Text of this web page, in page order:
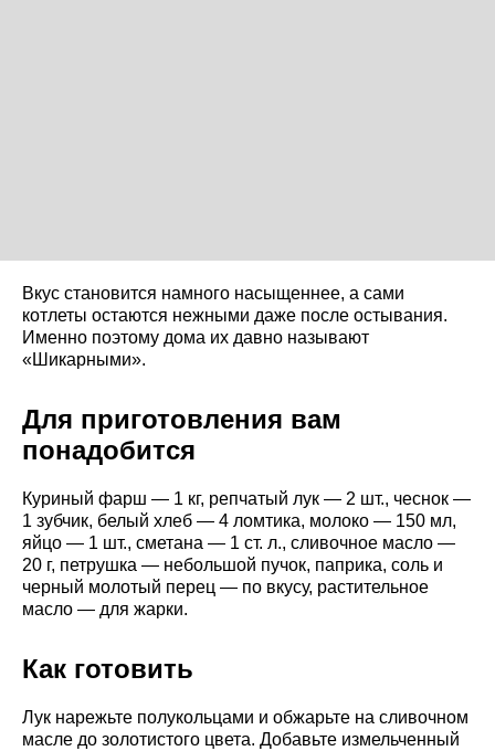
Вкус становится намного насыщеннее, а сами
котлеты остаются нежными даже после остывания.
Именно поэтому дома их давно называют
«Шикарными».
Для приготовления вам
понадобится
Куриный фарш — 1 кг, репчатый лук — 2 шт., чеснок —
1 зубчик, белый хлеб — 4 ломтика, молоко — 150 мл,
яйцо — 1 шт., сметана — 1 ст. л., сливочное масло —
20 г, петрушка — небольшой пучок, паприка, соль и
черный молотый перец — по вкусу, растительное
масло — для жарки.
Как готовить
Лук нарежьте полукольцами и обжарьте на сливочном
масле до золотистого цвета. Добавьте измельченный